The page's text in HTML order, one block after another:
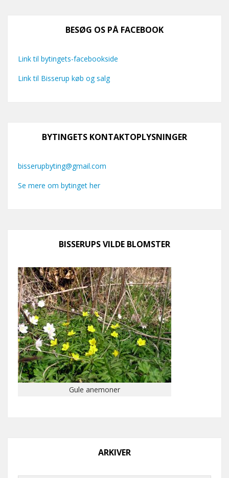
BESØG OS PÅ FACEBOOK
Link til bytingets-facebookside
Link til Bisserup køb og salg
BYTINGETS KONTAKTOPLYSNINGER
bisserupbyting@gmail.com
Se mere om bytinget her
BISSERUPS VILDE BLOMSTER
Gule anemoner
ARKIVER